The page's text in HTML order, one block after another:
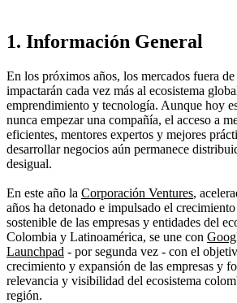
1. Información General
En los próximos años, los mercados fuera
impactarán cada vez más al ecosistema
emprendimiento y tecnología. Aunque hoy
nunca empezar una compañía, el acceso a
eficientes, mentores expertos y mejores
desarrollar negocios aún permanece
desigual.
En este año la Corporación Ventures,
años ha detonado e impulsado el
sostenible de las empresas y entidades del
Colombia y Latinoamérica, se une con
Launchpad - por segunda vez - con el
crecimiento y expansión de las empresas y
relevancia y visibilidad del ecosistema
región.